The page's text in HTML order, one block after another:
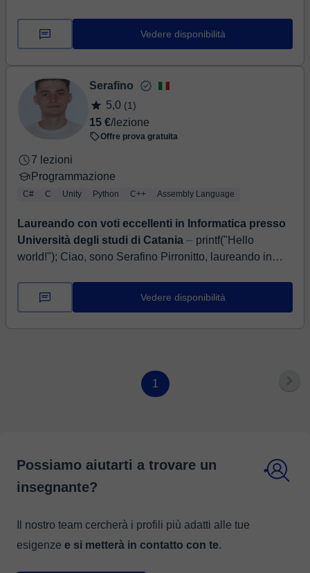
Vedere disponibilità
Serafino
5,0 (1)
15 €/lezione
Offre prova gratuita
7 lezioni
Programmazione
C# C Unity Python C++ Assembly Language
Laureando con voti eccellenti in Informatica presso
Università degli studi di Catania ⏤ printf("Hello
world!"); Ciao, sono Serafino Pirronitto, laureando in
lavorato presso diverse...
Vedere disponibilità
1
Possiamo aiutarti a trovare un
insegnante?
Il nostro team cercherà i profili più adatti alle tue
esigenze e si metterà in contatto con te.